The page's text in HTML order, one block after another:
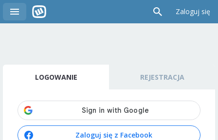
Zaloguj się
LOGOWANIE REJESTRACJA
Zaloguj się z Facebook